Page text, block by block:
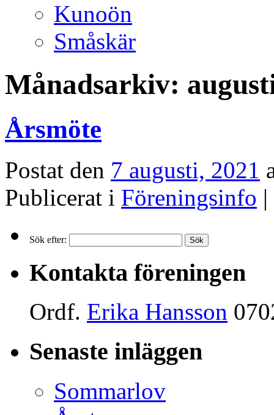
Kunoön
Småskär
Månadsarkiv:
Årsmöte
Postat den 7 augusti, 2021
Publicerat i Föreningsinfo |
Sök efter:
Kontakta föreningen
Ordf. Erika Hansson
Senaste inläggen
Sommarlov